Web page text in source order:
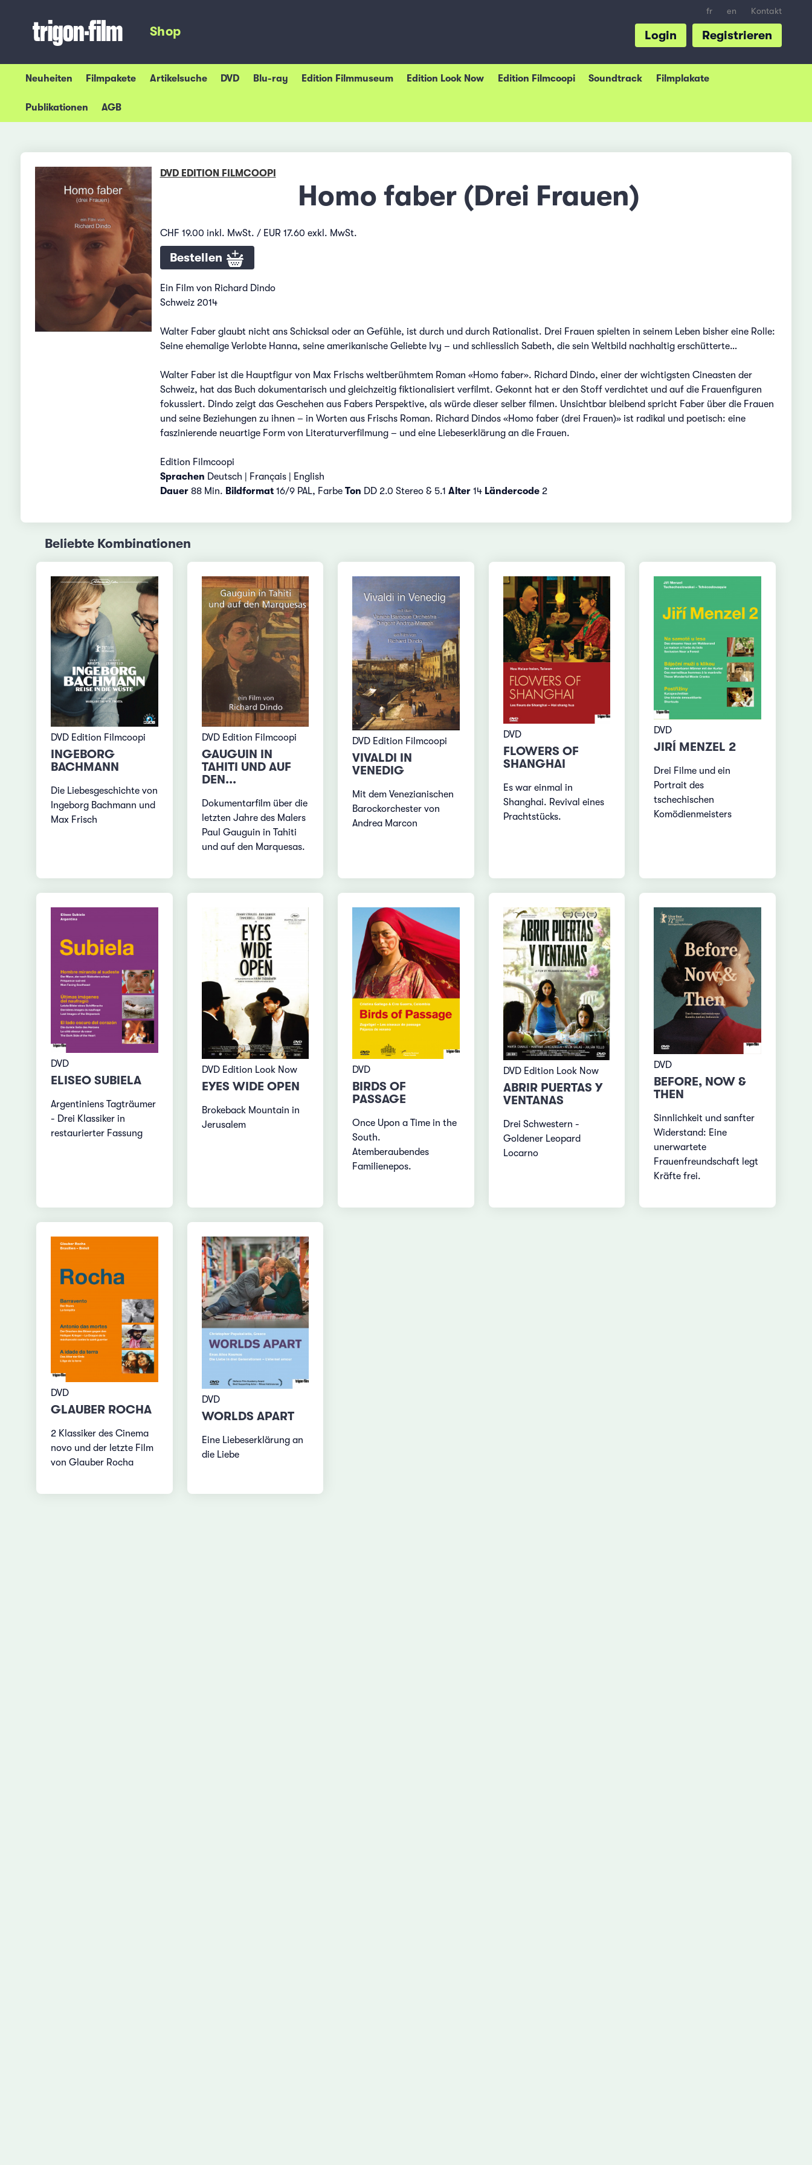
fr en Kontakt
Shop Registrieren
Login
Neuheiten Filmpakete Artikelsuche DVD Blu-ray Edition Filmmuseum Edition Look Now Edition Filmcoopi Soundtrack Filmplakate
Publikationen AGB
DVD EDITION FILMCOOPI
Homo faber (Drei Frauen)
CHF 19.00 inkl. MwSt. / EUR 17.60 exkl. MwSt.
Bestellen
Ein Film von Richard Dindo
Schweiz 2014
Walter Faber glaubt nicht ans Schicksal oder an Gefühle, ist durch und durch Rationalist. Drei Frauen spielten in seinem Leben bisher eine Rolle:
Seine ehemalige Verlobte Hanna, seine amerikanische Geliebte Ivy – und schliesslich Sabeth, die sein Weltbild nachhaltig erschütterte…
Walter Faber ist die Hauptfigur von Max Frischs weltberühmtem Roman «Homo faber». Richard Dindo, einer der wichtigsten Cineasten der
Schweiz, hat das Buch dokumentarisch und gleichzeitig fiktionalisiert verfilmt. Gekonnt hat er den Stoff verdichtet und auf die Frauenfiguren
fokussiert. Dindo zeigt das Geschehen aus Fabers Perspektive, als würde dieser selber filmen. Unsichtbar bleibend spricht Faber über die Frauen
und seine Beziehungen zu ihnen – in Worten aus Frischs Roman. Richard Dindos «Homo faber (drei Frauen)» ist radikal und poetisch: eine
faszinierende neuartige Form von Literaturverfilmung – und eine Liebeserklärung an die Frauen.
Edition Filmcoopi
Sprachen Deutsch | Français | English
Dauer88 Min. Bildformat16/9 PAL, Farbe Ton DD 2.0 Stereo & 5.1 Alter14 Ländercode2
Beliebte Kombinationen
DVD Edition Filmcoopi
INGEBORG
BACHMANN
Die Liebesgeschichte von
Ingeborg Bachmann und
Max Frisch
DVD Edition Filmcoopi
GAUGUIN IN
TAHITI UND AUF
DEN...
Dokumentarfilm über die
letzten Jahre des Malers
Paul Gauguin in Tahiti
und auf den Marquesas.
DVD Edition Filmcoopi
VIVALDI IN
VENEDIG
Mit dem Venezianischen
Barockorchester von
Andrea Marcon
DVD
FLOWERS OF
SHANGHAI
Es war einmal in
Shanghai. Revival eines
Prachtstücks.
DVD
JIRÍ MENZEL 2
Drei Filme und ein
Portrait des
tschechischen
Komödienmeisters
DVD
ELISEO SUBIELA
Argentiniens Tagträumer
- Drei Klassiker in
restaurierter Fassung
DVD Edition Look Now
EYES WIDE OPEN
Brokeback Mountain in
Jerusalem
DVD
BIRDS OF
PASSAGE
Once Upon a Time in the
South.
Atemberaubendes
Familienepos.
DVD Edition Look Now
ABRIR PUERTAS Y
VENTANAS
Drei Schwestern -
Goldener Leopard
Locarno
DVD
BEFORE, NOW &
THEN
Sinnlichkeit und sanfter
Widerstand: Eine
unerwartete
Frauenfreundschaft legt
Kräfte frei.
DVD
GLAUBER ROCHA
2 Klassiker des Cinema
novo und der letzte Film
von Glauber Rocha
DVD
WORLDS APART
Eine Liebeserklärung an
die Liebe